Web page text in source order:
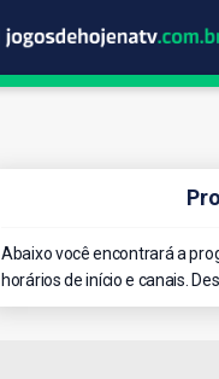
Abaixo você encontrará a
horários de início e canais.